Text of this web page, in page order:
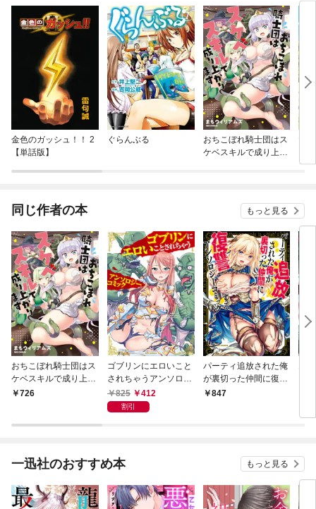
金色のガッシュ！！ 2
【単話版】
ぐらんぶる
おちこぼれ騎士団はス
ケベスキルで成り上が
だ
同じ作者の本 もっと見る
おちこぼれ騎士団はス
ケベスキルで成り上が
ります【イラスト特典
726
ゴブリンにエロいこと
されちゃうアンソロジ
ーコミック
825 412
割引
パーティ追放された俺
が裏切った仲間に復讐
するアンソロジーコミ
847
一迅社のおすすめ本 もっと見る